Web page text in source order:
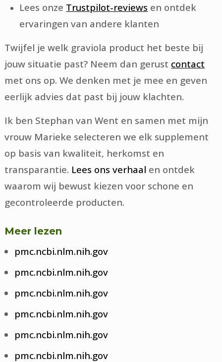
Lees onze Trustpilot-reviews en ontdek
ervaringen van andere klanten
Twijfel je welk graviola product het beste bij
jouw situatie past? Neem dan gerust contact
met ons op. We denken met je mee en geven
eerlijk advies dat past bij jouw klachten.
Ik ben Stephan van Went en samen met mijn
vrouw Marieke selecteren we elk supplement
op basis van kwaliteit, herkomst en
transparantie. Lees ons verhaal en ontdek
waarom wij bewust kiezen voor schone en
gecontroleerde producten.
Meer lezen
pmc.ncbi.nlm.nih.gov
pmc.ncbi.nlm.nih.gov
pmc.ncbi.nlm.nih.gov
pmc.ncbi.nlm.nih.gov
pmc.ncbi.nlm.nih.gov
pmc.ncbi.nlm.nih.gov